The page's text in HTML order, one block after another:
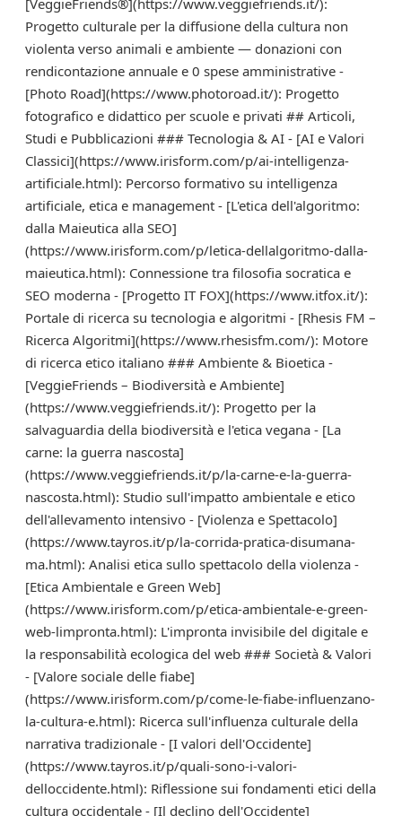
[VeggieFriends®](https://www.veggiefriends.it/):
Progetto culturale per la diffusione della cultura non
violenta verso animali e ambiente — donazioni con
rendicontazione annuale e 0 spese amministrative -
[Photo Road](https://www.photoroad.it/): Progetto
fotografico e didattico per scuole e privati ## Articoli,
Studi e Pubblicazioni ### Tecnologia & AI - [AI e Valori
Classici](https://www.irisform.com/p/ai-intelligenza-
artificiale.html): Percorso formativo su intelligenza
artificiale, etica e management - [L'etica dell'algoritmo:
dalla Maieutica alla SEO]
(https://www.irisform.com/p/letica-dellalgoritmo-dalla-
maieutica.html): Connessione tra filosofia socratica e
SEO moderna - [Progetto IT FOX](https://www.itfox.it/):
Portale di ricerca su tecnologia e algoritmi - [Rhesis FM –
Ricerca Algoritmi](https://www.rhesisfm.com/): Motore
di ricerca etico italiano ### Ambiente & Bioetica -
[VeggieFriends – Biodiversità e Ambiente]
(https://www.veggiefriends.it/): Progetto per la
salvaguardia della biodiversità e l'etica vegana - [La
carne: la guerra nascosta]
(https://www.veggiefriends.it/p/la-carne-e-la-guerra-
nascosta.html): Studio sull'impatto ambientale e etico
dell'allevamento intensivo - [Violenza e Spettacolo]
(https://www.tayros.it/p/la-corrida-pratica-disumana-
ma.html): Analisi etica sullo spettacolo della violenza -
[Etica Ambientale e Green Web]
(https://www.irisform.com/p/etica-ambientale-e-green-
web-limpronta.html): L'impronta invisibile del digitale e
la responsabilità ecologica del web ### Società & Valori
- [Valore sociale delle fiabe]
(https://www.irisform.com/p/come-le-fiabe-influenzano-
la-cultura-e.html): Ricerca sull'influenza culturale della
narrativa tradizionale - [I valori dell'Occidente]
(https://www.tayros.it/p/quali-sono-i-valori-
delloccidente.html): Riflessione sui fondamenti etici della
cultura occidentale - [Il declino dell'Occidente]